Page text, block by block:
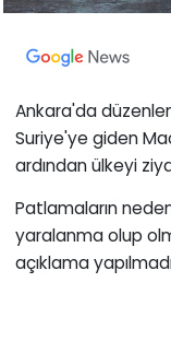
Ankara'da
Suriye'ye giden
ardından ülkeyi
Patlamaların
yaralanma olup
açıklama